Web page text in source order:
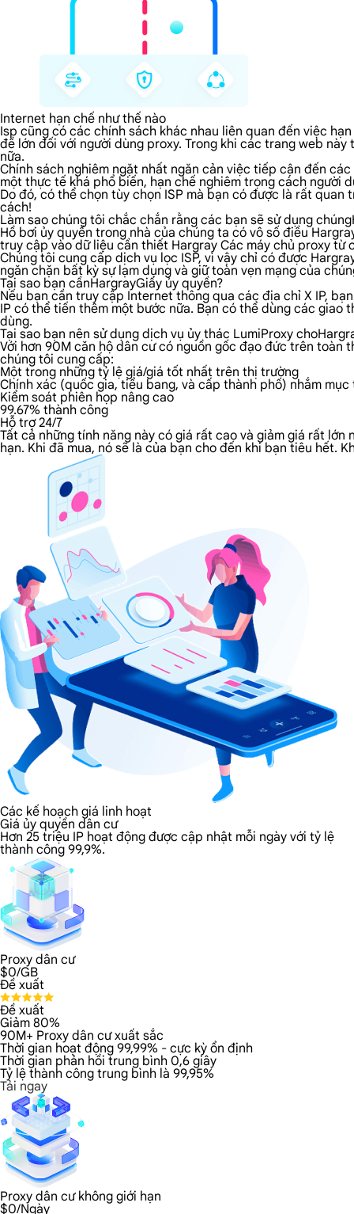
Internet hạn chế như thế nào
Isp cũng có các chính sách khác nhau liên quan đến việc
đề lớn đối với người dùng proxy. Trong khi các trang web
nữa.
Chính sách nghiêm ngặt nhất ngăn cản việc tiếp cận đến
một thực tế khá phổ biến, hạn chế nghiêm trọng cách người
Do đó, có thể chọn tùy chọn ISP mà bạn có được là rất
cách!
Làm sao chúng tôi chắc chắn rằng các bạn sẽ sử dụng
Hồ bơi ủy quyền trong nhà của chúng ta có vô số điều
truy cập vào dữ liệu cần thiết Hargray Các máy chủ proxy từ
Chúng tôi cung cấp dịch vụ lọc ISP, vì vậy chỉ có được
ngăn chặn bất kỳ sự lạm dụng và giữ toàn vẹn mạng của
Tại sao bạn cầnHargrayGiấy ủy quyền?
Nếu bạn cần truy cập Internet thông qua các địa chỉ X IP,
IP có thể tiến thêm một bước nữa. Bạn có thể dùng các
dùng.
Tại sao bạn nên sử dụng dịch vụ ủy thác LumiProxy
Với hơn 90M căn hộ dân cư có nguồn gốc đạo đức trên toàn
chúng tôi cung cấp:
Một trong những tỷ lệ giá/giá tốt nhất trên thị trường
Chính xác (quốc gia, tiểu bang, và cấp thành phố) nhắm mục
Kiểm soát phiên họp nâng cao
99.67% thành công
Hỗ trợ 24/7
Tất cả những tính năng này có giá rất cao và giảm giá rất
hạn. Khi đã mua, nó sẽ là của bạn cho đến khi bạn tiêu hết.
Các kế hoạch giá linh hoạt
Giá ủy quyền dân cư
Hơn 25 triệu IP hoạt động được cập nhật mỗi ngày với tỷ lệ
thành công 99,9%.
Proxy dân cư
$0/GB
Đề xuất
Đề xuất
Giảm 80%
90M+ Proxy dân cư xuất sắc
Thời gian hoạt động 99,99% - cực kỳ ổn định
Thời gian phản hồi trung bình 0,6 giây
Tỷ lệ thành công trung bình là 99,95%
Tải ngay
Proxy dân cư không giới hạn
$0/Ngày